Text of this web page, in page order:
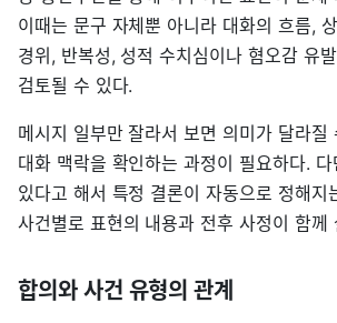
이때는 문구 자체뿐 아니라 대화의 흐름,
경위, 반복성, 성적 수치심이나 혐오감 유
검토될 수 있다.
메시지 일부만 잘라서 보면 의미가 달라질
대화 맥락을 확인하는 과정이 필요하다. 다
있다고 해서 특정 결론이 자동으로 정해지
사건별로 표현의 내용과 전후 사정이 함께
합의와 사건 유형의 관계